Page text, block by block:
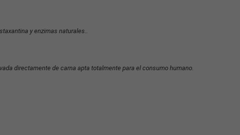
y enzimas naturales..
directamente de carna apta totalmente para el consumo humano.